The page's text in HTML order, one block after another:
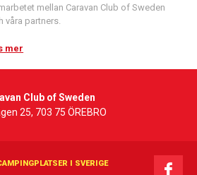
mellan Caravan Club of Sweden
våra partners.
mer
Club of Sweden
25, 703 75 ÖREBRO
I SVERIGE